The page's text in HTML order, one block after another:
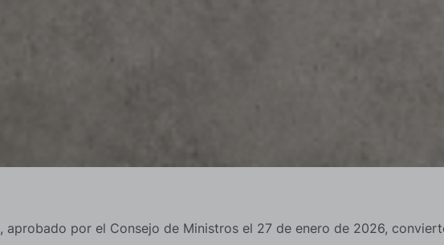
, aprobado por el Consejo de Ministros el 27 de enero de 2026,